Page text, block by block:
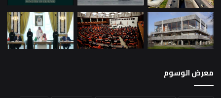
معرض الوسوم